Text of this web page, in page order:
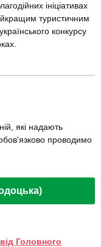
ініціативах
туристичним
конкурсу
які надають
проводимо
Головного